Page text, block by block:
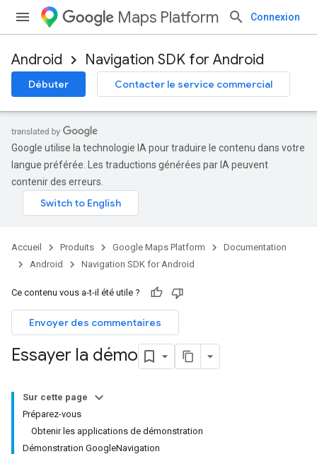
Maps Platform Connexion
Android Navigation SDK for Android
Débuter Contacter le service commercial
Google utilise la technologie IA pour traduire le contenu dans votre
langue préférée. Les traductions générées par IA peuvent
contenir des erreurs.
Accueil Produits Google Maps Platform
Documentation
Android
Navigation SDK for Android
Ce contenu vous a-t-il été utile ?
Envoyer des commentaires
Essayer la démo
Sur cette page
Préparez-vous
Obtenir les applications de démonstration
Démonstration GoogleNavigation